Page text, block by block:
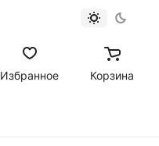
Избранное Корзина